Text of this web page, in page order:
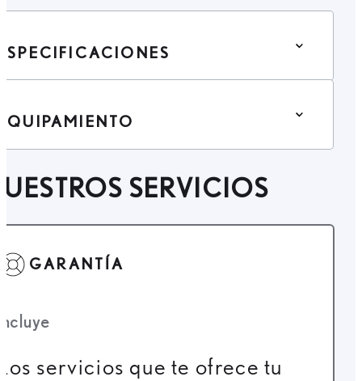
SERVICIOS
GARANTÍA
servicios que te ofrece tu